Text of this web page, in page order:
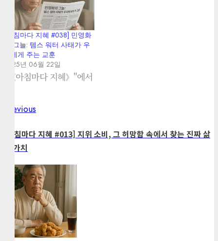
[아침마다 지혜 #038] 민영화
의 그늘: 템스 워터 사태가 우
리에게 주는 교훈
2025년 06월 22일
"《아침마다 지혜》"에서
Post
navigation
Previous
[아침마다 지혜 #013] 지위 소비, 그 허망함 속에서 찾는 진짜 삶
의 가치